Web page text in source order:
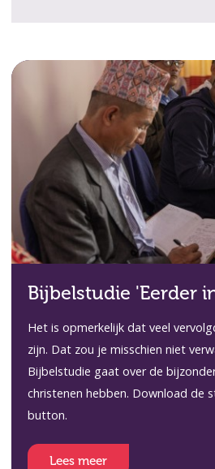
Bijbelstudie 'Eerder
Het is opmerkelijk dat veel
zijn. Dat zou je misschien niet
Bijbelstudie gaat over de
christenen hebben. Download de
button.
Lees meer